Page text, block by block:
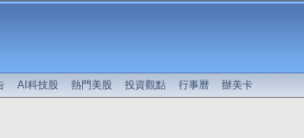
AI科技股 熱門美股 投資觀點 行事曆 辦美卡